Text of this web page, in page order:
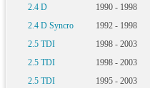
2.4 D
1990 - 1998
2.4 D Syncro
1992 - 1998
2.5 TDI
1998 - 2003
2.5 TDI
1998 - 2003
2.5 TDI
1995 - 2003